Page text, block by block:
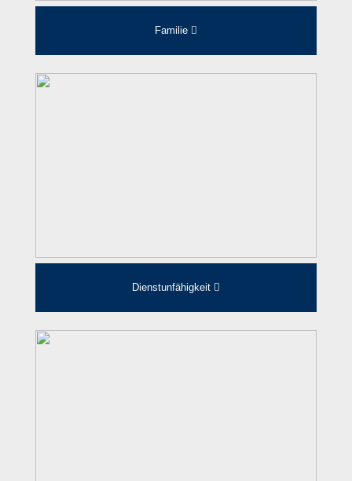
Familie
Dienstunfähigkeit